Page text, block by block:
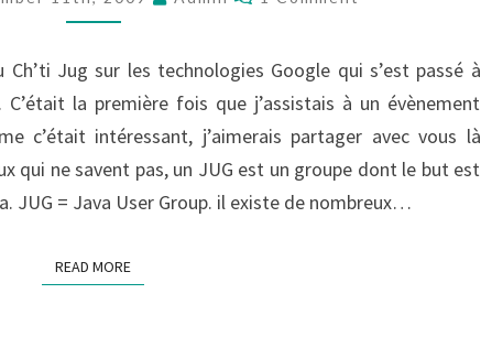
TECHNOLOGIES
Jug sur les technologies Google qui s’est passé à
la première fois que j’assistais à un évènement
c’était intéressant, j’aimerais partager avec vous là
qui ne savent pas, un JUG est un groupe dont le but est
JUG = Java User Group. il existe de nombreux…
READ MOREREAD MORE